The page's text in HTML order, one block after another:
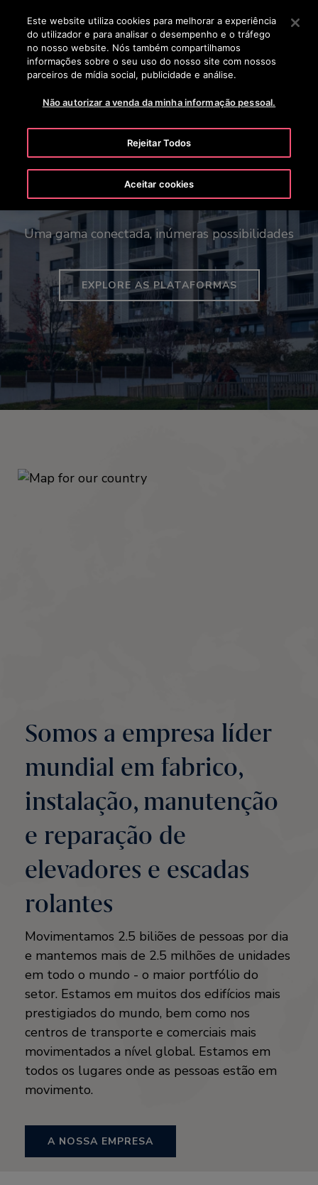
Prima Enter para saltar para o Conteúdo Principal
PESQUISAR
Os elevadores Gen3™ e Gen360™
Uma gama conectada, inúmeras possibilidades
EXPLORE AS PLATAFORMAS
Somos a empresa líder
mundial em fabrico,
instalação, manutenção
e reparação de
elevadores e escadas
rolantes
Movimentamos 2.5 biliões de pessoas por dia
e mantemos mais de 2.5 milhões de unidades
em todo o mundo - o maior portfólio do
setor. Estamos em muitos dos edifícios mais
prestigiados do mundo, bem como nos
centros de transporte e comerciais mais
movimentados a nível global. Estamos em
todos os lugares onde as pessoas estão em
movimento.
A NOSSA EMPRESA
Este website utiliza cookies para melhorar a experiência
do utilizador e para analisar o desempenho e o tráfego
no nosso website. Nós também compartilhamos
informações sobre o seu uso do nosso site com nossos
parceiros de mídia social, publicidade e análise.
Não autorizar a venda da minha informação pessoal.
Rejeitar Todos
Aceitar cookies